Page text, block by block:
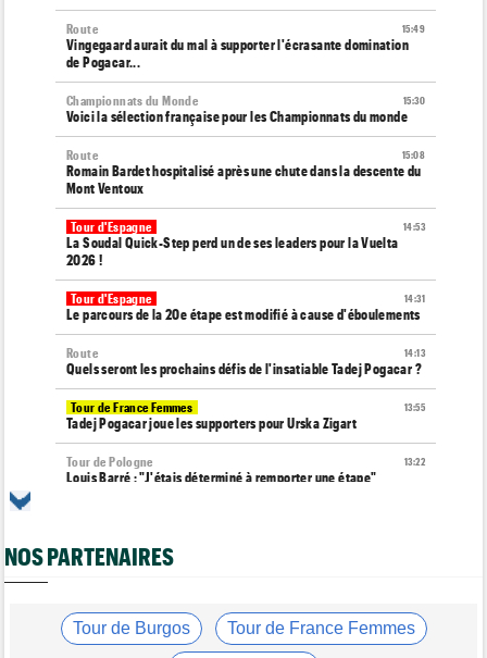
15:49
Route
Vingegaard aurait du mal à supporter l'écrasante domination
de Pogacar...
15:30
Championnats du Monde
Voici la sélection française pour les Championnats du monde
15:08
Route
Romain Bardet hospitalisé après une chute dans la descente du
Mont Ventoux
14:53
Tour d'Espagne
La Soudal Quick-Step perd un de ses leaders pour la Vuelta
2026 !
14:31
Tour d'Espagne
Le parcours de la 20e étape est modifié à cause d'éboulements
14:13
Route
Quels seront les prochains défis de l'insatiable Tadej Pogacar ?
13:55
Tour de France Femmes
Tadej Pogacar joue les supporters pour Urska Zigart
13:22
Tour de Pologne
Louis Barré : "J'étais déterminé à remporter une étape"
Tour de France Femmes
12:54
Tour de France Femmes
Puck Pieterse : "Je ne sais pas à quoi m'attendre"
NOS PARTENAIRES
Tour de Burgos Tour de France Femmes